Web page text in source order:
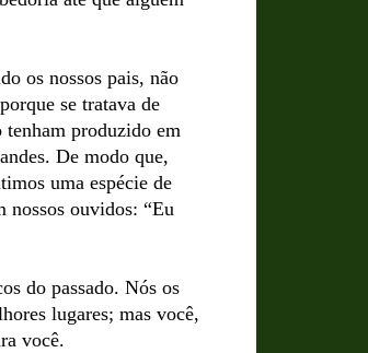
os nossos pais, não
se tratava de
tenham produzido em
De modo que,
uma espécie de
nossos ouvidos: “Eu
do passado. Nós os
lugares; mas você,
você.